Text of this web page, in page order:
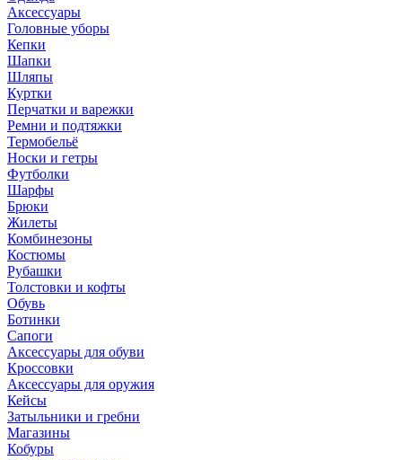
Аксессуары
Головные уборы
Кепки
Шапки
Шляпы
Куртки
Перчатки и варежки
Ремни и подтяжки
Термобельё
Носки и гетры
Футболки
Шарфы
Брюки
Жилеты
Комбинезоны
Костюмы
Рубашки
Толстовки и кофты
Обувь
Ботинки
Сапоги
Аксессуары для обуви
Кроссовки
Аксессуары для оружия
Кейсы
Затыльники и гребни
Магазины
Кобуры